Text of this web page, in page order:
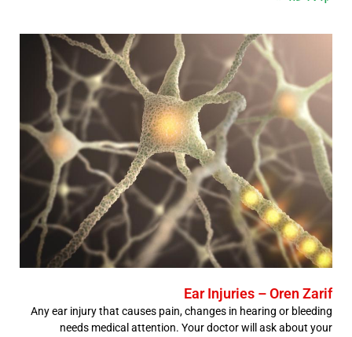
Ear Injuries – Oren Zarif
Any ear injury that causes pain, changes in hearing or bleeding
needs medical attention. Your doctor will ask about your